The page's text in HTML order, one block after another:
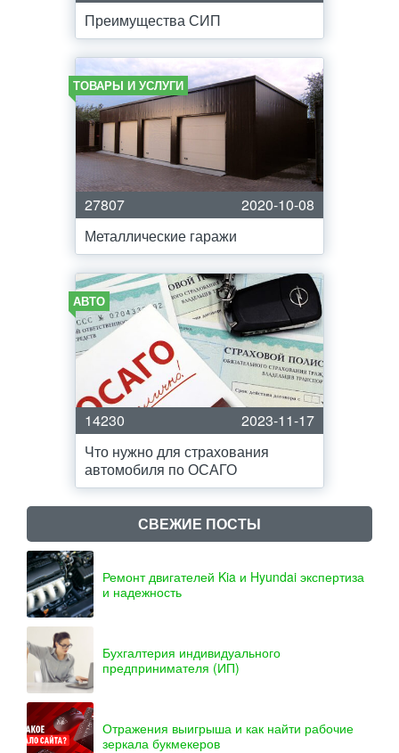
Преимущества СИП
ТОВАРЫ И УСЛУГИ
27807
2020-10-08
Металлические гаражи
АВТО
14230
2023-11-17
Что нужно для страхования
автомобиля по ОСАГО
СВЕЖИЕ ПОСТЫ
Ремонт двигателей Kia и Hyundai экспертиза
и надежность
Бухгалтерия индивидуального
предпринимателя (ИП)
Отражения выигрыша и как найти рабочие
зеркала букмекеров